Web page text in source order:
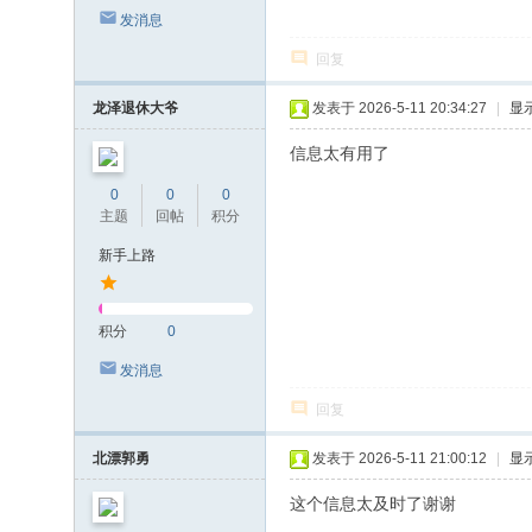
发消息
回复
龙泽退休大爷
0
主题
0
回帖
0
积分
新手上路
积分 0
发消息
发表于 2026-5-11 20:34:27 显
信息太有用了
回复
北漂郭勇 发表于 2026-5-11 21:00:12 显
这个信息太及时了谢谢